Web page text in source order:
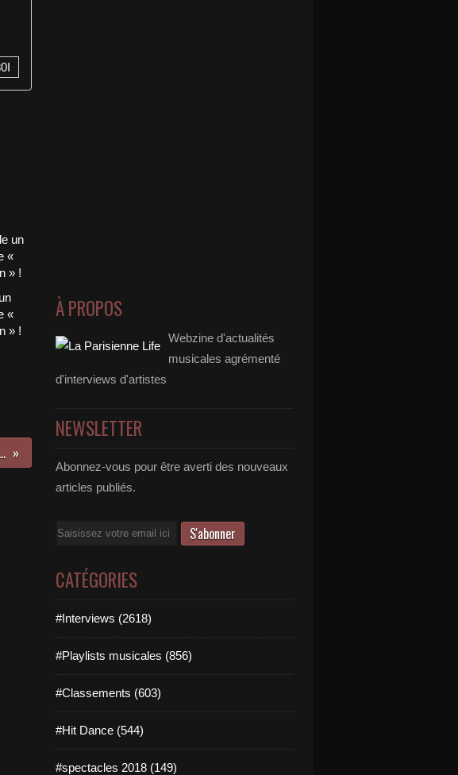
«
» !
Le premier album d’Era Istrefi est-il enfin disponible ?
À PROPOS
Webzine d'actualités
musicales agrémenté
d'interviews d'artistes
NEWSLETTER
Abonnez-vous pour être averti des nouveaux
articles publiés.
Email
CATÉGORIES
#Interviews (2618)
#Playlists musicales (856)
#Classements (603)
#Hit Dance (544)
#spectacles 2018 (149)